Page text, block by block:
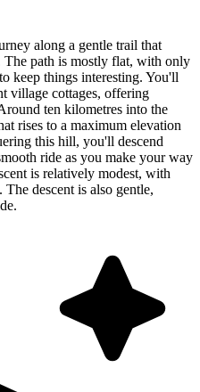
along a gentle trail that
The path is mostly flat, with only
keep things interesting. You'll
village cottages, offering
ten kilometres into the
rises to a maximum elevation
this hill, you'll descend
ride as you make your way
is relatively modest, with
descent is also gentle,